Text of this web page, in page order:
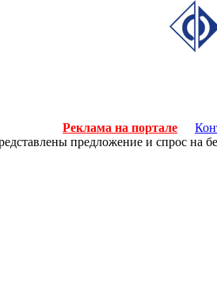
Реклама на портале
предложение и спрос на